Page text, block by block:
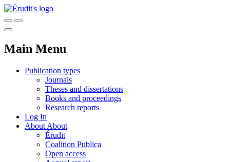
Main Menu
Publication types
Journals
Theses and dissertations
Books and proceedings
Research reports
Log In
About About
Érudit
Coalition Publica
Open access